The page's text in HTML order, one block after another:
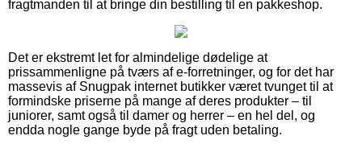
fragtmanden til at bringe din bestilling til en pakkeshop.
Det er ekstremt let for almindelige dødelige at
prissammenligne på tværs af e-forretninger, og for det har
massevis af Snugpak internet butikker været tvunget til at
formindske priserne på mange af deres produkter – til
juniorer, samt også til damer og herrer – en hel del, og
endda nogle gange byde på fragt uden betaling.